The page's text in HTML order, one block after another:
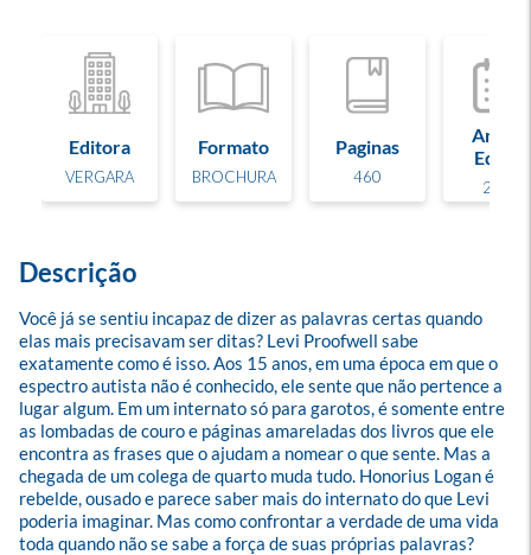
Editora
VERGARA
Formato
BROCHURA
Paginas
460
Ano de
Edição
2026
Descrição
Você já se sentiu incapaz de dizer as palavras certas quando
elas mais precisavam ser ditas? Levi Proofwell sabe
exatamente como é isso. Aos 15 anos, em uma época em que o
espectro autista não é conhecido, ele sente que não pertence a
lugar algum. Em um internato só para garotos, é somente entre
as lombadas de couro e páginas amareladas dos livros que ele
encontra as frases que o ajudam a nomear o que sente. Mas a
chegada de um colega de quarto muda tudo. Honorius Logan é
rebelde, ousado e parece saber mais do internato do que Levi
poderia imaginar. Mas como confrontar a verdade de uma vida
toda quando não se sabe a força de suas próprias palavras?